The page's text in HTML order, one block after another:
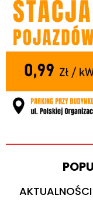
AKTUALNOŚCI